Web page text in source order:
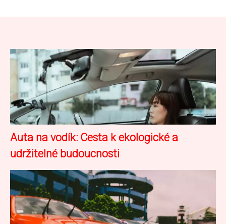
Auta na vodík: Cesta k ekologické a
udržitelné budoucnosti